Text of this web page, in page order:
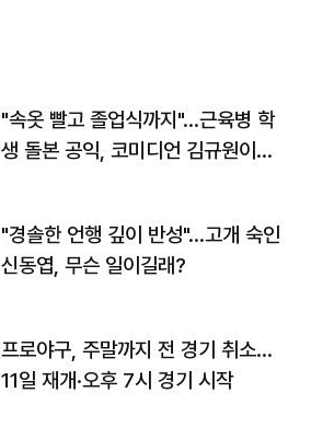
"속옷 빨고 졸업식까지"…근육병 학
생 돌본 공익, 코미디언 김규원이었
"경솔한 언행 깊이 반성"…고개 숙인
신동엽, 무슨 일이길래?
프로야구, 주말까지 전 경기 취소…
11일 재개·오후 7시 경기 시작